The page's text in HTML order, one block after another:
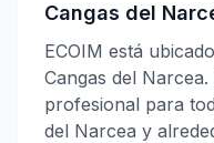
Cangas del
ECOIM está
Cangas del
profesional para
del Narcea y